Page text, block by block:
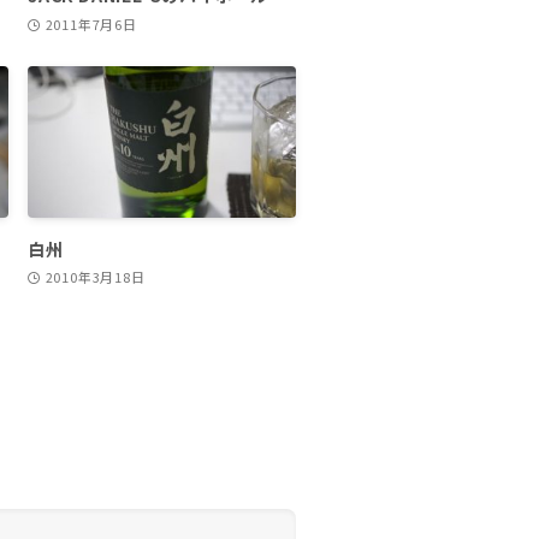
2011年7月6日
白州
2010年3月18日